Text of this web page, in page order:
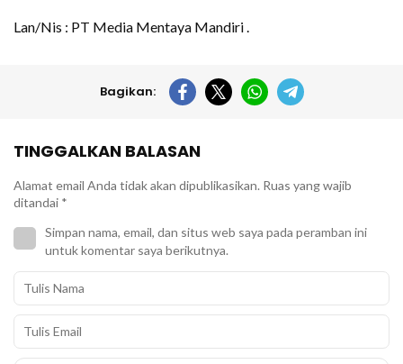
Lan/Nis : PT Media Mentaya Mandiri .
Bagikan:
TINGGALKAN BALASAN
Alamat email Anda tidak akan dipublikasikan. Ruas yang wajib
ditandai *
Simpan nama, email, dan situs web saya pada peramban ini
untuk komentar saya berikutnya.